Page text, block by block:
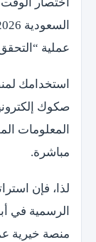
اختصار
عملية
استخدامك
صكوك
المعلومات
مباشرة.
لذا، فإن
الرسمية في
منصة خيرية